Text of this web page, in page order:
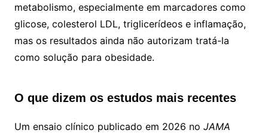
metabolismo, especialmente em marcadores como
glicose, colesterol LDL, triglicerídeos e inflamação,
mas os resultados ainda não autorizam tratá-la
como solução para obesidade.
O que dizem os estudos mais recentes
Um ensaio clínico publicado em 2026 no JAMA